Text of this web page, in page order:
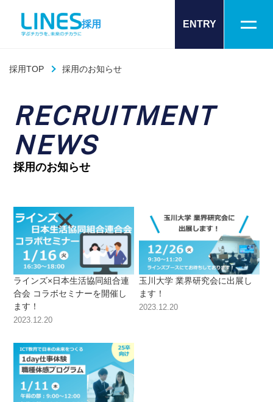
採用 ENTRY
採用TOP 採用のお知らせ
RECRUITMENT
NEWS
採用のお知らせ
ラインズ×日本生活協同組合連
合会 コラボセミナーを開催し
ます！
2023.12.20
玉川大学 業界研究会に出展し
ます！
2023.12.20